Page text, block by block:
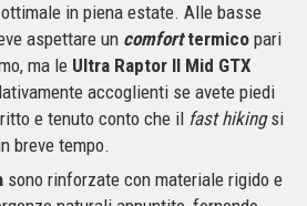
in piena estate. Alle basse
aspettare un comforttermico pari
ma le Ultra Raptor II Mid GTX
accoglienti se avete piedi
e tenuto conto che il fast hikingsi
breve tempo.
sono rinforzate con materiale rigido e